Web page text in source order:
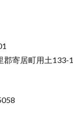
郡寄居町用土133-1